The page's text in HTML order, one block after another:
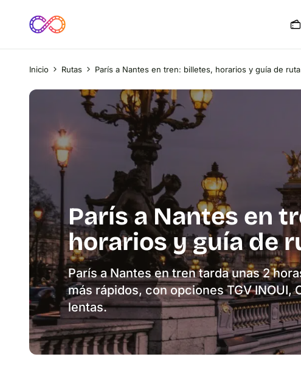
Inicio Rutas París a Nantes en tren: billetes, horarios y guía de ruta
París a Nantes en
horarios y guía de
París a Nantes en tren tarda unas 2
más rápidos, con opciones TGV INOUI,
lentas.